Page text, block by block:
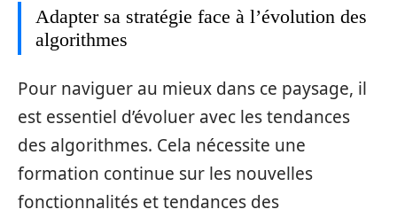
Adapter sa stratégie face à l’évolution des
algorithmes
Pour naviguer au mieux dans ce paysage, il
est essentiel d’évoluer avec les tendances
des algorithmes. Cela nécessite une
formation continue sur les nouvelles
fonctionnalités et tendances des